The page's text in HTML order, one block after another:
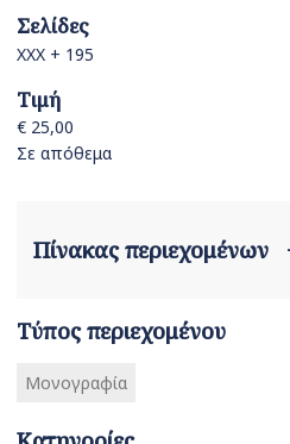
Σελίδες
XXX + 195
Τιμή
€ 25,00
Σε απόθεμα
Πίνακας περιεχομένων
Τύπος περιεχομένου
Μονογραφία